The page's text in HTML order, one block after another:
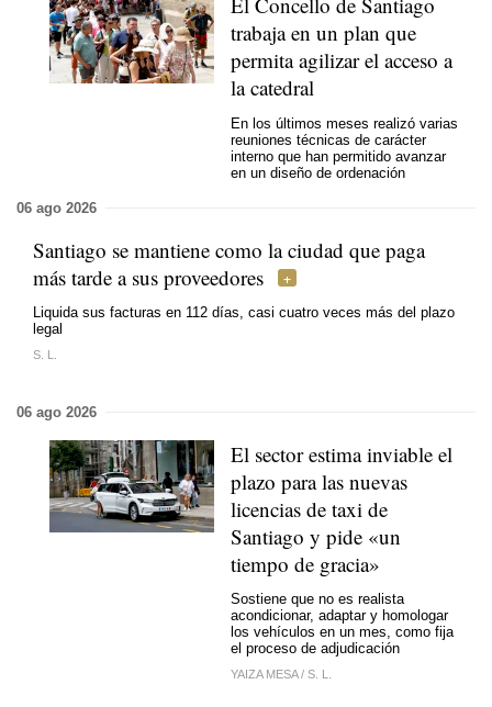
trabaja en un plan que
permita agilizar el acceso a
la catedral
En los últimos meses realizó varias
reuniones técnicas de carácter
interno que han permitido avanzar
en un diseño de ordenación
06 ago 2026
Santiago se mantiene como la ciudad que paga
más tarde a sus proveedores
Liquida sus facturas en 112 días, casi cuatro veces más del plazo
legal
S. L.
06 ago 2026
El sector estima inviable el
plazo para las nuevas
licencias de taxi de
Santiago y pide «un
tiempo de gracia»
Sostiene que no es realista
acondicionar, adaptar y homologar
los vehículos en un mes, como fija
el proceso de adjudicación
YAIZA MESA/ S. L.